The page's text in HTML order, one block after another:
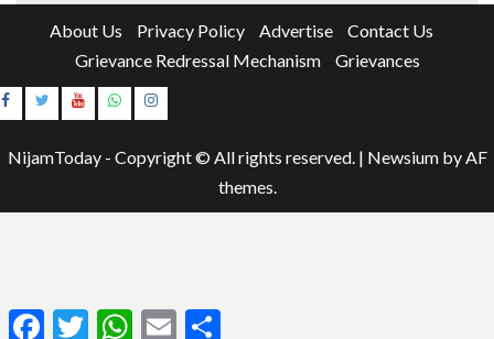
About Us Privacy Policy Advertise
Contact Us
Grievance Redressal Mechanism
Grievances
Instagram
NijamToday - Copyright © All rights reserved. | Newsiumby AF
themes.
FacebookTwitterWhatsApp
Email